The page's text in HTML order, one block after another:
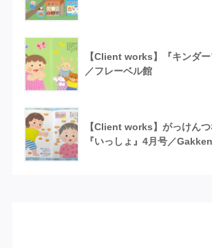
【Client works】『キンダ
／フレーベル館
【Client works】がっけん
『いっしょ』4月号／